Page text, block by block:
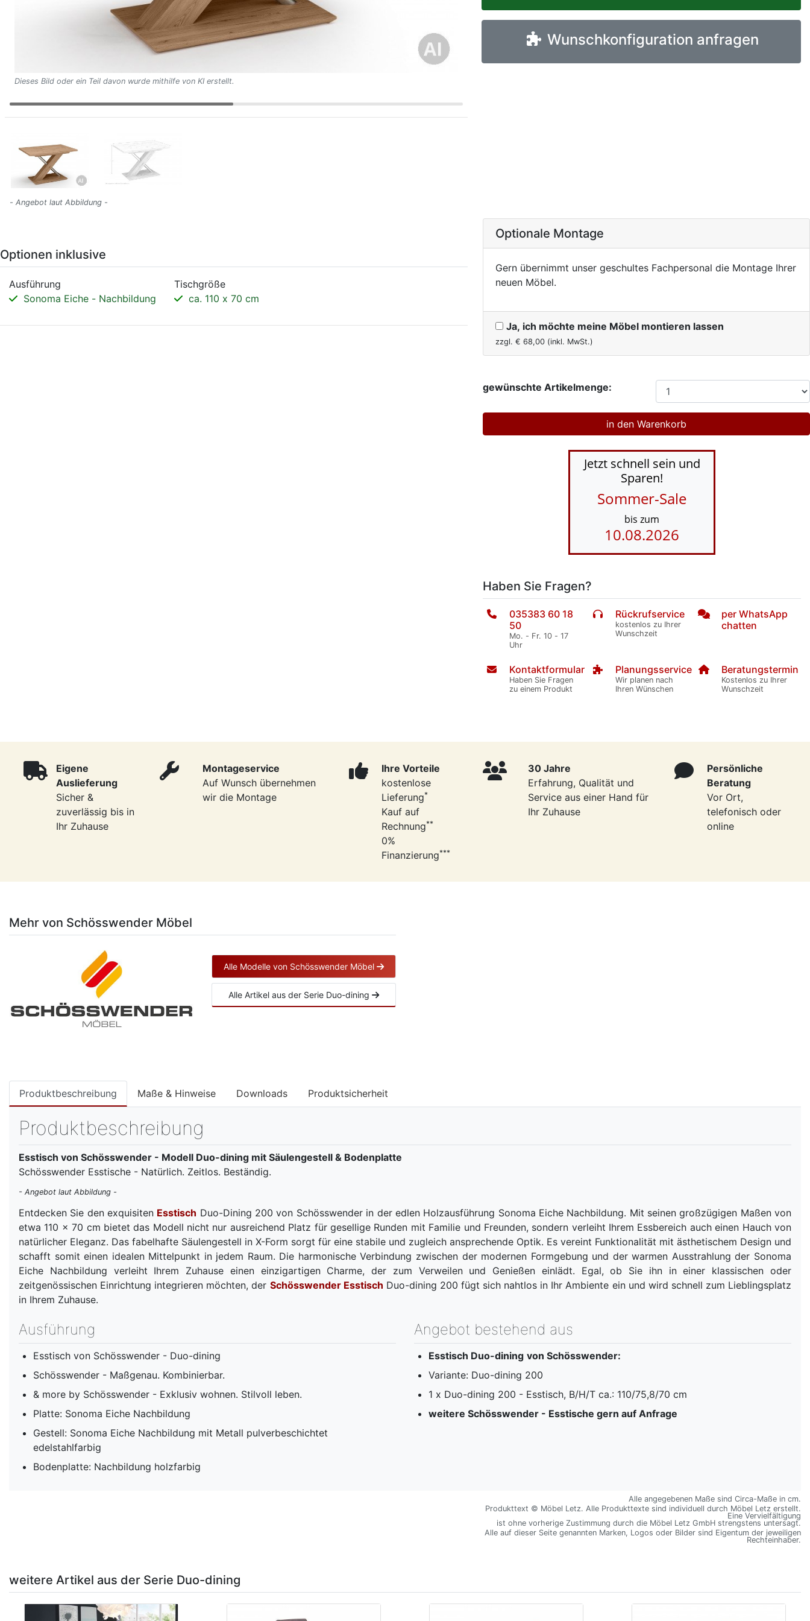
Dieses Bild oder ein Teil davon wurde mithilfe von KI erstellt.
- Angebot laut Abbildung -
Wunschkonfiguration anfragen
Optionen inklusive
Ausführung
Sonoma Eiche - Nachbildung
Tischgröße
ca. 110 x 70 cm
Optionale Montage
Gern übernimmt unser geschultes Fachpersonal die Montage Ihrer
neuen Möbel.
Ja, ich möchte meine Möbel montieren lassen
zzgl. € 68,00 (inkl. MwSt.)
gewünschte Artikelmenge:
Jetzt schnell sein und
Sparen!
Sommer-Sale
bis zum
10.08.2026
Haben Sie Fragen?
035383 60 18
50
Mo. - Fr. 10 - 17
Uhr
Rückrufservice
kostenlos zu Ihrer
Wunschzeit
per WhatsApp
chatten
Kontaktformular
Haben Sie Fragen
zu einem Produkt
Planungsservice
Wir planen nach
Ihren Wünschen
Beratungstermin
Kostenlos zu Ihrer
Wunschzeit
Eigene
Auslieferung
Sicher &
zuverlässig bis in
Ihr Zuhause
Montageservice
Auf Wunsch übernehmen
wir die Montage
Ihre Vorteile
kostenlose
Lieferung*
Kauf auf
Rechnung**
0%
Finanzierung***
30 Jahre
Erfahrung, Qualität und
Service aus einer Hand für
Ihr Zuhause
Persönliche
Beratung
Vor Ort,
telefonisch oder
online
Mehr von Schösswender Möbel
Alle Modelle von Schösswender Möbel
Alle Artikel aus der Serie Duo-dining
Produktbeschreibung Maße & Hinweise Downloads Produktsicherheit
Produktbeschreibung
Esstisch von Schösswender - Modell Duo-dining mit Säulengestell & Bodenplatte
Schösswender Esstische - Natürlich. Zeitlos. Beständig.
- Angebot laut Abbildung -
Entdecken Sie den exquisiten Esstisch Duo-Dining 200 von Schösswender in der edlen Holzausführung Sonoma Eiche Nachbildung. Mit seinen großzügigen Maßen von
etwa 110 x 70 cm bietet das Modell nicht nur ausreichend Platz für gesellige Runden mit Familie und Freunden, sondern verleiht Ihrem Essbereich auch einen Hauch von
natürlicher Eleganz. Das fabelhafte Säulengestell in X-Form sorgt für eine stabile und zugleich ansprechende Optik. Es vereint Funktionalität mit ästhetischem Design und
schafft somit einen idealen Mittelpunkt in jedem Raum. Die harmonische Verbindung zwischen der modernen Formgebung und der warmen Ausstrahlung der Sonoma
Eiche Nachbildung verleiht Ihrem Zuhause einen einzigartigen Charme, der zum Verweilen und Genießen einlädt. Egal, ob Sie ihn in einer klassischen oder
zeitgenössischen Einrichtung integrieren möchten, der Schösswender Esstisch Duo-dining 200 fügt sich nahtlos in Ihr Ambiente ein und wird schnell zum Lieblingsplatz
in Ihrem Zuhause.
Ausführung
Esstisch von Schösswender - Duo-dining
Schösswender - Maßgenau. Kombinierbar.
& more by Schösswender - Exklusiv wohnen. Stilvoll leben.
Platte: Sonoma Eiche Nachbildung
Gestell: Sonoma Eiche Nachbildung mit Metall pulverbeschichtet
edelstahlfarbig
Bodenplatte: Nachbildung holzfarbig
Angebot bestehend aus
Esstisch Duo-dining von Schösswender:
Variante: Duo-dining 200
1 x Duo-dining 200 - Esstisch, B/H/T ca.: 110/75,8/70 cm
weitere Schösswender - Esstische gern auf Anfrage
Alle angegebenen Maße sind Circa-Maße in cm.
Produkttext © Möbel Letz. Alle Produkttexte sind individuell durch Möbel Letz erstellt.
Eine Vervielfältigung
ist ohne vorherige Zustimmung durch die Möbel Letz GmbH strengstens untersagt.
Alle auf dieser Seite genannten Marken, Logos oder Bilder sind Eigentum der jeweiligen
Rechteinhaber.
weitere Artikel aus der Serie Duo-dining